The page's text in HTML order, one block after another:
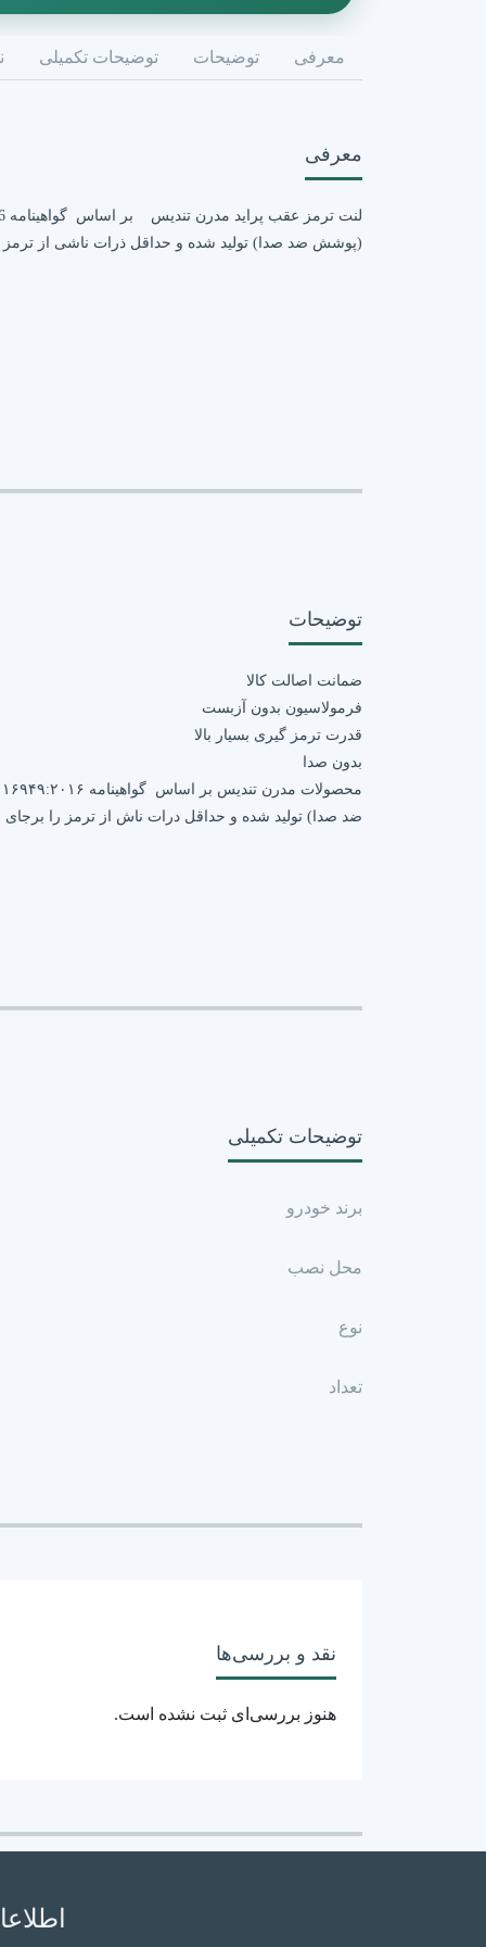
معرفی توضیحات توضیحات تکمیلی
معرفی
(پوشش ضد صدا) تولید شده و حداقل ذرات ناشی از ترمز
توضیحات
ضمانت اصالت کالا
فرمولاسیون بدون آزبست
قدرت ترمز گیری بسیار بالا
بدون صدا
ضد صدا) تولید شده و حداقل درات ناش از ترمز را
توضیحات تکمیلی
برند خودرو
محل نصب
نوع
تعداد
کشور سازنده
نقد و بررسی‌ها
هنوز بررسی‌ای ثبت نشده است.